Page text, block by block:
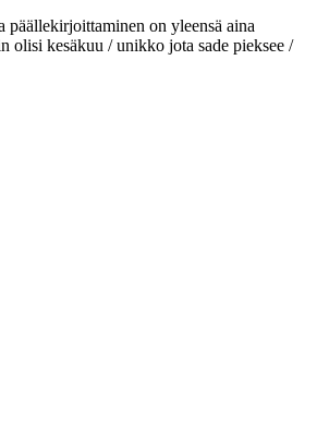
on yleensä aina
olisi kesäkuu / unikko jota sade pieksee /